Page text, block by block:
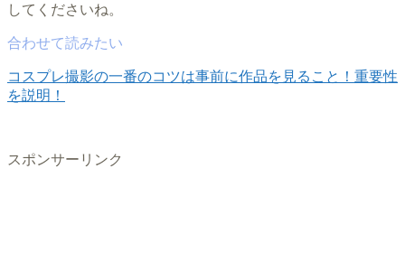
してくださいね。
コスプレ撮影の一番のコツは事前に作品を見ること！重要性
を説明！
スポンサーリンク